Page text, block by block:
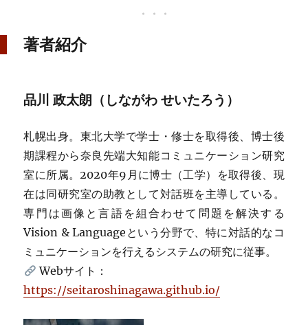
著者紹介
品川 政太朗（しながわ せいたろう）
札幌出身。東北大学で学士・修士を取得後、博士後
期課程から奈良先端大知能コミュニケーション研究
室に所属。2020年9月に博士（工学）を取得後、現
在は同研究室の助教として対話班を主導している。
専門は画像と言語を組合わせて問題を解決する
Vision & Languageという分野で、特に対話的なコ
ミュニケーションを行えるシステムの研究に従事。
Webサイト：
https://seitaroshinagawa.github.io/